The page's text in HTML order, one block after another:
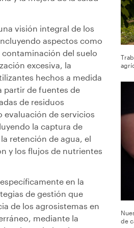
visión integral de los
aspectos como
del suelo
excesiva, la
hechos a medida
partir de fuentes de
de residuos
evaluación de servicios
la captura de
retención de agua, el
y los flujos de nutrientes
en la
de gestión que
de los agrosistemas en
mediante la
de